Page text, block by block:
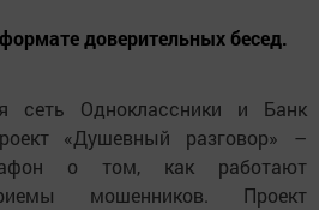
доверительных бесед.
сеть Одноклассники и Банк
«Душевный разговор» –
о том, как работают
мошенников. Проект